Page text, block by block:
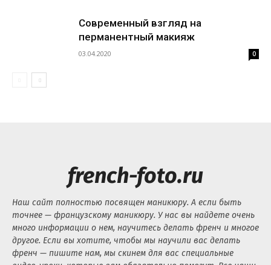
Современный взгляд на
перманентный макияж
03.04.2020 0
french-foto.ru
Наш сайт полностью посвящен маникюру. А если быть
точнее — французскому маникюру. У нас вы найдете очень
много информации о нем, научитесь делать френч и многое
другое. Если вы хотите, чтобы мы научили вас делать
френч — пишите нам, мы скинем для вас специальные